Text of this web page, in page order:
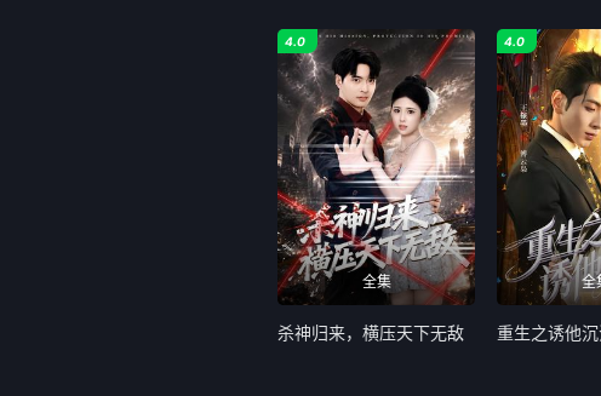
全集
4.0
杀神归来，横压天下无敌
全
4.0
重生之诱他